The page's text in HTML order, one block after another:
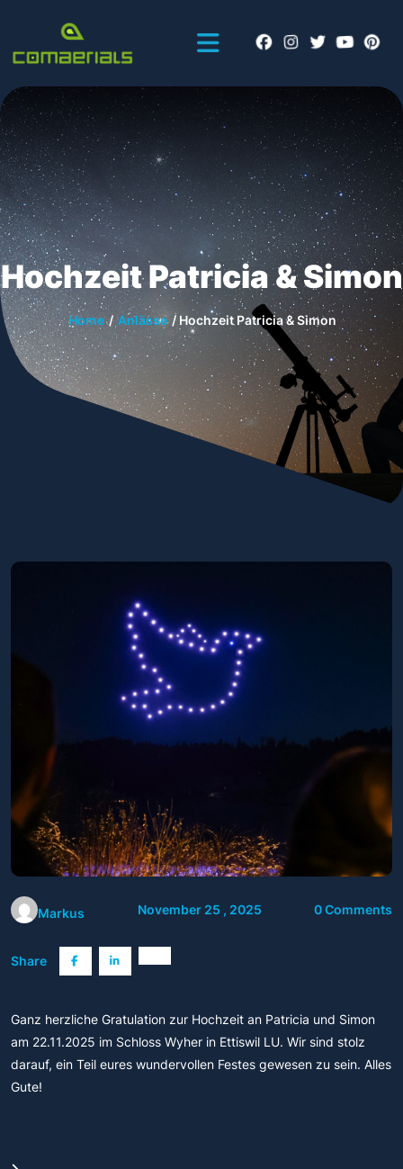
Hochzeit Patricia & Simon
Home/ Anlässe/Hochzeit Patricia & Simon
Markus November 25 , 2025 0 Comments
Share
Ganz herzliche Gratulation zur Hochzeit an Patricia und Simon
am 22.11.2025 im Schloss Wyher in Ettiswil LU. Wir sind stolz
darauf, ein Teil eures wundervollen Festes gewesen zu sein. Alles
Gute!